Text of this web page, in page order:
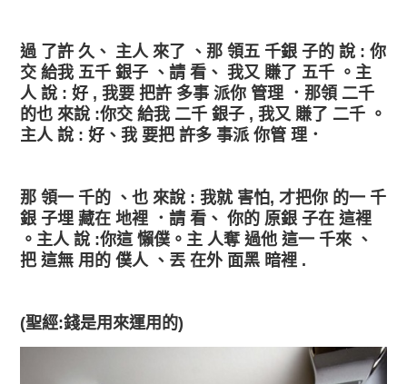
過 了許 久 、 主人 來了 、 那 領五 千銀 子的 說 :你
交 給我 五千 銀子 、請 看 、 我又 賺了 五千 。主
人 說 :好 ,我要 把許 多事 派你 管理 ．那領 二千
的也 來說 :你交 給我 二千 銀子 ,我又 賺了 二千 。
主人 說 :好 、我 要把 許多 事派 你管 理．
那 領一 千的 、也 來說 :我就 害怕,才把你 的一 千
銀 子埋 藏在 地裡 ．請 看 、 你的 原銀 子在 這裡
。主人 說 :你這 懶僕。主 人奪 過他 這一 千來 、
把 這無 用的 僕人 、 丟 在外 面黑 暗裡 .
(聖經:錢是用來運用的)